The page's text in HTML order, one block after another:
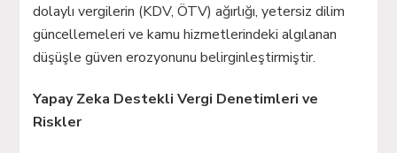
dolaylı vergilerin (KDV, ÖTV) ağırlığı, yetersiz dilim
güncellemeleri ve kamu hizmetlerindeki algılanan
düşüşle güven erozyonunu belirginleştirmiştir.
Yapay Zeka Destekli Vergi Denetimleri ve
Riskler